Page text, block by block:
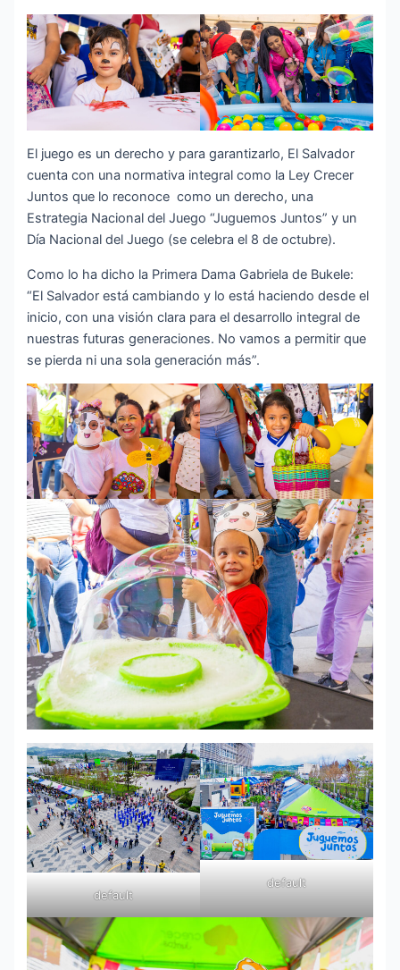
El juego es un derecho y para garantizarlo, El Salvador
cuenta con una normativa integral como la Ley Crecer
Juntos que lo reconoce como un derecho, una
Estrategia Nacional del Juego “Juguemos Juntos” y un
Día Nacional del Juego (se celebra el 8 de octubre).
Como lo ha dicho la Primera Dama Gabriela de Bukele:
“El Salvador está cambiando y lo está haciendo desde el
inicio, con una visión clara para el desarrollo integral de
nuestras futuras generaciones. No vamos a permitir que
se pierda ni una sola generación más”.
default
default